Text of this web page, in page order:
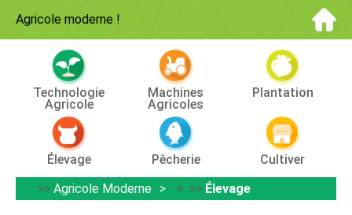
Agricole moderne !
Technologie
Agricole
Machines
Agricoles
Plantation
Élevage Pêcherie
Cultiver
>> Agricole Moderne > >> Élevage